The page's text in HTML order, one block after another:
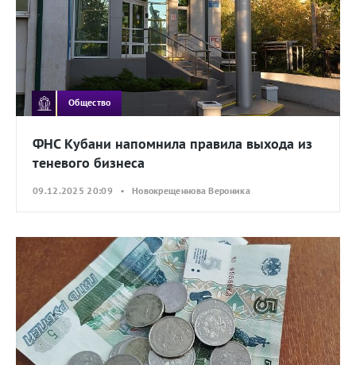
Общество
ФНС Кубани напомнила правила выхода из
теневого бизнеса
09.12.2025 20:09 • Новокрещеннова Вероника